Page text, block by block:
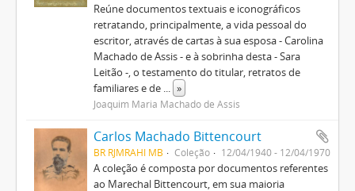
Reúne documentos textuais e iconográficos
retratando, principalmente, a vida pessoal do
escritor, através de cartas à sua esposa - Carolina
Machado de Assis - e à sobrinha desta - Sara
Leitão -, o testamento do titular, retratos de
familiares e de ... »
Joaquim Maria Machado de Assis
Carlos Machado Bittencourt
BR RJMRAHI MB Coleção 12/04/1940 - 12/04/1970
A coleção é composta por documentos referentes
ao Marechal Bittencourt, em sua maioria